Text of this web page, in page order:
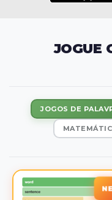
JOGUE
JOGOS DE